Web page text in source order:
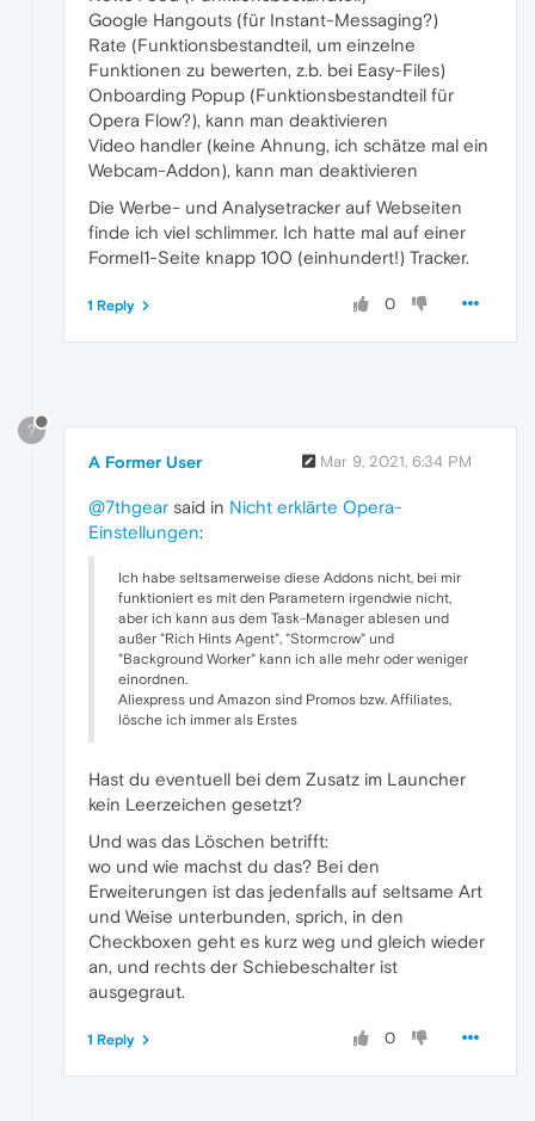
Google Hangouts (für Instant-Messaging?)
Rate (Funktionsbestandteil, um einzelne
Funktionen zu bewerten, z.b. bei Easy-Files)
Onboarding Popup (Funktionsbestandteil für
Opera Flow?), kann man deaktivieren
Video handler (keine Ahnung, ich schätze mal ein
Webcam-Addon), kann man deaktivieren
Die Werbe- und Analysetracker auf Webseiten
finde ich viel schlimmer. Ich hatte mal auf einer
Formel1-Seite knapp 100 (einhundert!) Tracker.
0
1 Reply
?
A Former User Mar 9, 2021, 6:34 PM
@7thgear said in Nicht erklärte Opera-
Einstellungen:
Ich habe seltsamerweise diese Addons nicht, bei mir
funktioniert es mit den Parametern irgendwie nicht,
aber ich kann aus dem Task-Manager ablesen und
außer "Rich Hints Agent", "Stormcrow" und
"Background Worker" kann ich alle mehr oder weniger
einordnen.
Aliexpress und Amazon sind Promos bzw. Affiliates,
lösche ich immer als Erstes
Hast du eventuell bei dem Zusatz im Launcher
kein Leerzeichen gesetzt?
Und was das Löschen betrifft:
wo und wie machst du das? Bei den
Erweiterungen ist das jedenfalls auf seltsame Art
und Weise unterbunden, sprich, in den
Checkboxen geht es kurz weg und gleich wieder
an, und rechts der Schiebeschalter ist
ausgegraut.
0
1 Reply